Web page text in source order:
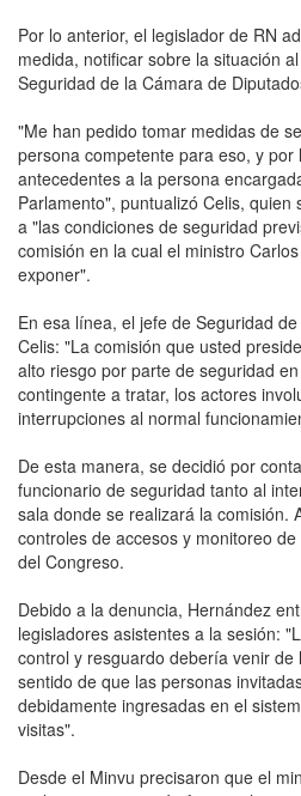
Por lo anterior, el legislador de RN
medida, notificar sobre la situación
Seguridad de la Cámara de
"Me han pedido tomar medidas de
persona competente para eso, y por
antecedentes a la persona
Parlamento", puntualizó Celis, quien
a "las condiciones de seguridad
comisión en la cual el ministro
exponer".
En esa línea, el jefe de Seguridad
Celis: "La comisión que usted
alto riesgo por parte de seguridad
contingente a tratar, los actores
interrupciones al normal
De esta manera, se decidió por
funcionario de seguridad tanto al
sala donde se realizará la comisión.
controles de accesos y monitoreo
del Congreso.
Debido a la denuncia, Hernández
legisladores asistentes a la sesión:
control y resguardo debería venir de
sentido de que las personas
debidamente ingresadas en el
visitas".
Desde el Minvu precisaron que el